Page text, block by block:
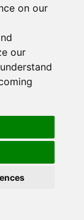
on our
our
25425987